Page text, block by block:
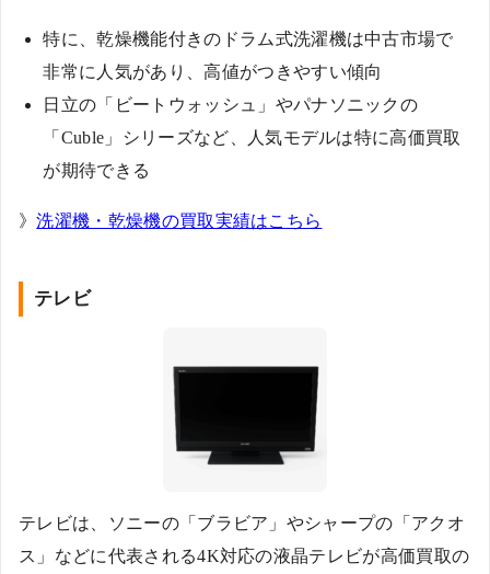
特に、乾燥機能付きのドラム式洗濯機は中古市場で
非常に人気があり、高値がつきやすい傾向
日立の「ビートウォッシュ」やパナソニックの
「Cuble」シリーズなど、人気モデルは特に高価買取
が期待できる
》洗濯機・乾燥機の買取実績はこちら
テレビ
テレビは、ソニーの「ブラビア」やシャープの「アクオ
ス」などに代表される4K対応の液晶テレビが高価買取の